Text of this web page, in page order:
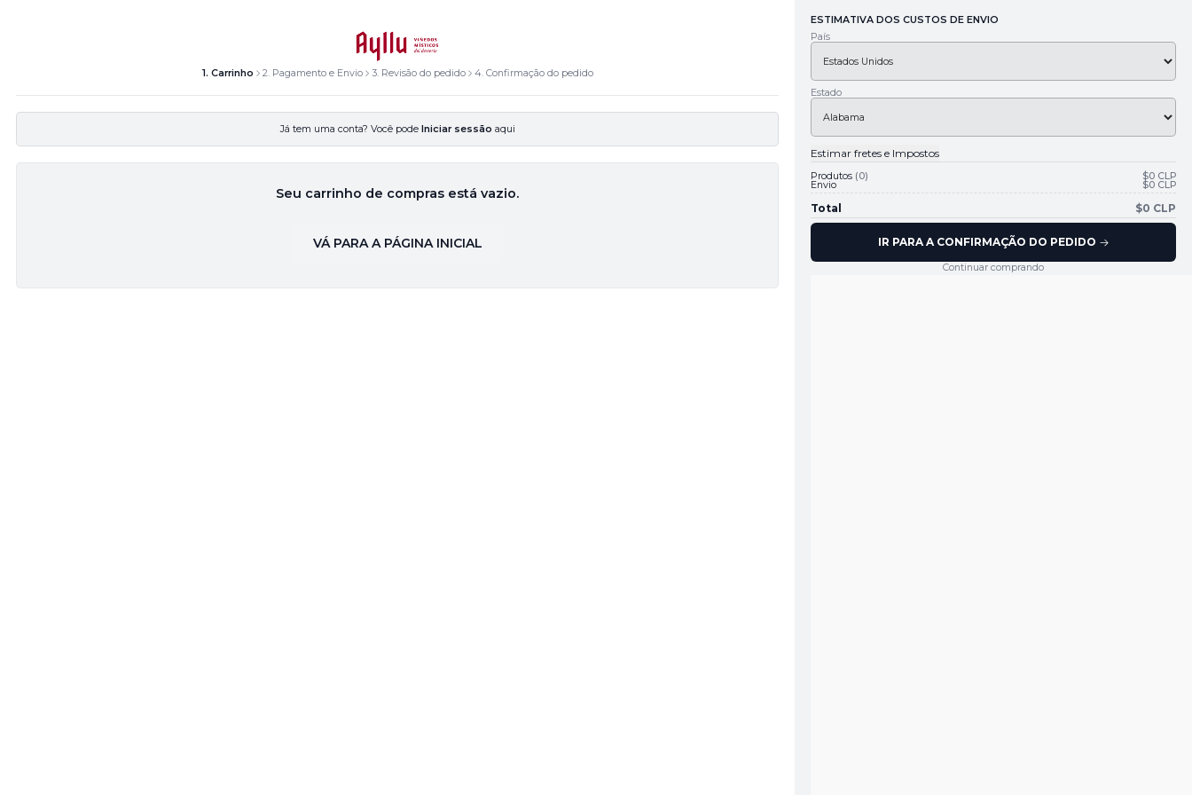
1. Carrinho 2. Pagamento e Envio 3. Revisão do pedido 4. Confirmação do pedido
Já tem uma conta? Você pode Iniciar sessão aqui
Seu carrinho de compras está vazio.
VÁ PARA A PÁGINA INICIAL
ESTIMATIVA DOS CUSTOS DE ENVIO
País
Estado
Produtos 0 $0 CLP
Envio $0 CLP
Total $0 CLP
IR PARA A CONFIRMAÇÃO DO PEDIDO
Continuar comprando